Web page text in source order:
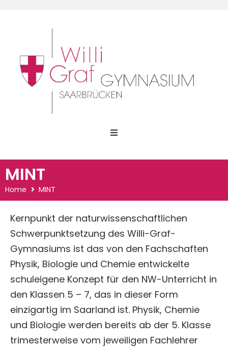
Gemeinsam stark
Service
MINT
Home MINT
Kernpunkt der naturwissenschaftlichen
Schwerpunktsetzung des Willi-Graf-
Gymnasiums ist das von den Fachschaften
Physik, Biologie und Chemie entwickelte
schuleigene Konzept für den NW-Unterricht in
den Klassen 5 – 7, das in dieser Form
einzigartig im Saarland ist. Physik, Chemie
und Biologie werden bereits ab der 5. Klasse
trimesterweise vom jeweiligen Fachlehrer